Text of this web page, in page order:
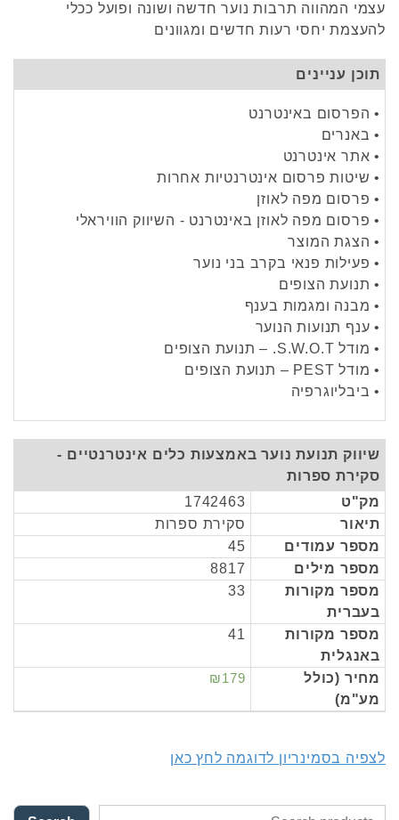
עצמי המהווה תרבות נוער חדשה ושונה ופועל ככלי
להעצמת יחסי רעות חדשים ומגוונים
תוכן עניינים
• הפרסום באינטרנט
• באנרים
• אתר אינטרנט
• שיטות פרסום אינטרנטיות אחרות
• פרסום מפה לאוזן
• פרסום מפה לאוזן באינטרנט - השיווק הוויראלי
• הצגת המוצר
• פעילות פנאי בקרב בני נוער
• תנועת הצופים
• מבנה ומגמות בענף
• ענף תנועות הנוער
• מודל S.W.O.T. – תנועת הצופים
• מודל PEST – תנועת הצופים
• ביבליוגרפיה
שיווק תנועת נוער באמצעות כלים אינטרנטיים -
סקירת ספרות
מק"ט
1742463
תיאור
סקירת ספרות
מספר עמודים
45
מספר מילים
8817
מספר מקורות
בעברית
33
מספר מקורות
באנגלית
41
מחיר (כולל
מע"מ)
₪179
לצפיה בסמינריון לדוגמה לחץ כאן